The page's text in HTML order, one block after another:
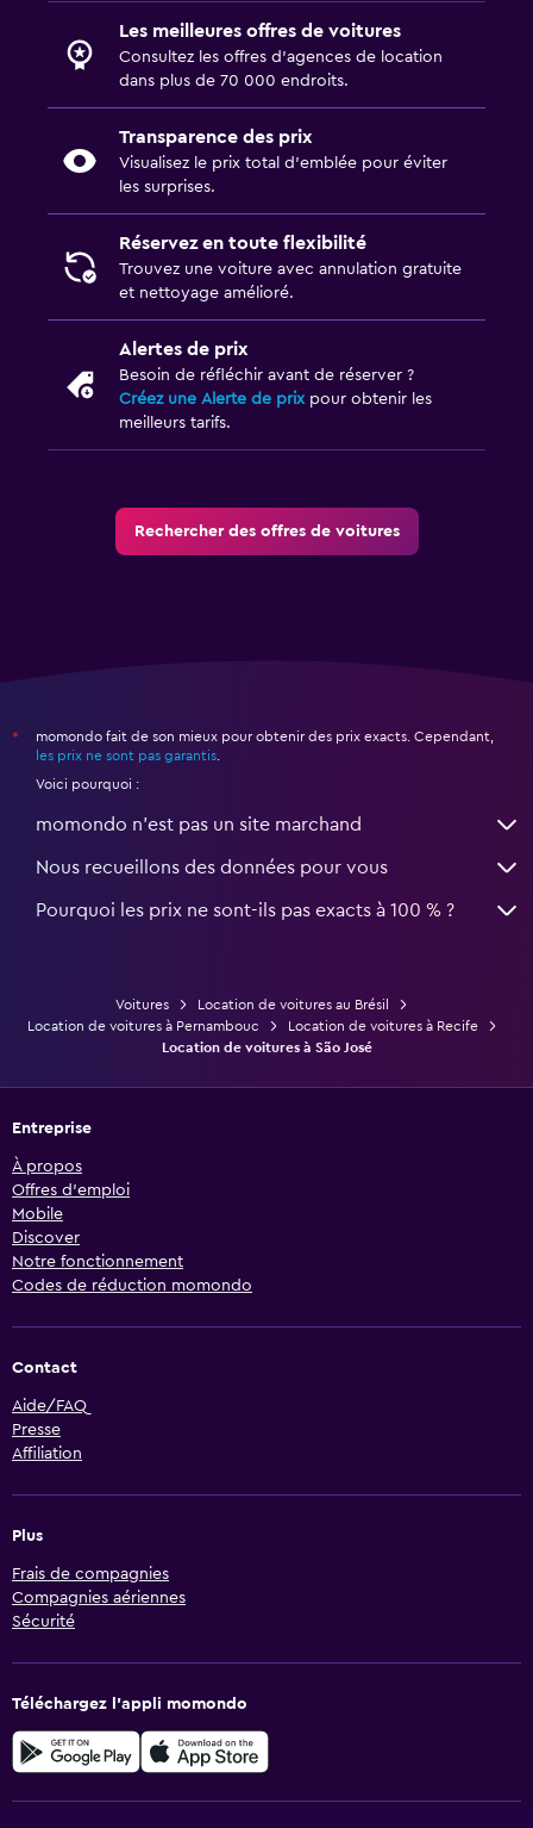
Les meilleures offres de voitures
Consultez les offres d’agences de location
dans plus de 70 000 endroits.
Transparence des prix
Visualisez le prix total d’emblée pour éviter
les surprises.
Réservez en toute flexibilité
Trouvez une voiture avec annulation gratuite
et nettoyage amélioré.
Alertes de prix
Besoin de réfléchir avant de réserver ?
Créez une Alerte de prixpour obtenir les
meilleurs tarifs.
Rechercher des offres de voitures
*
momondo fait de son mieux pour obtenir des prix exacts. Cependant,
les prix ne sont pas garantis.
Voici pourquoi :
momondo n'est pas un site marchand
Nous recueillons des données pour vous
Pourquoi les prix ne sont-ils pas exacts à 100 % ?
Voitures
Location de voitures au Brésil
Location de voitures à Pernambouc
Location de voitures à Recife
Location de voitures à São José
Entreprise
À propos
Offres d’emploi
Mobile
Discover
Notre fonctionnement
Codes de réduction momondo
Contact
Aide/FAQ
Presse
Affiliation
Plus
Frais de compagnies
Compagnies aériennes
Sécurité
Téléchargez l’appli momondo